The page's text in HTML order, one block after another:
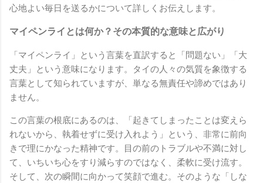
心地よい毎日を送るかについて詳しくお伝えします。
マイペンライとは何か？その本質的な意味と広がり
「マイペンライ」という言葉を直訳すると「問題ない」「大
丈夫」という意味になります。タイの人々の気質を象徴する
言葉として知られていますが、単なる無責任や諦めではあり
ません。
この言葉の根底にあるのは、「起きてしまったことは変えら
れないから、執着せずに受け入れよう」という、非常に前向
きで理にかなった精神です。目の前のトラブルや不満に対し
て、いちいち心をすり減らすのではなく、柔軟に受け流す。
そして、次の瞬間に向かって笑顔で進む。そのような「しな